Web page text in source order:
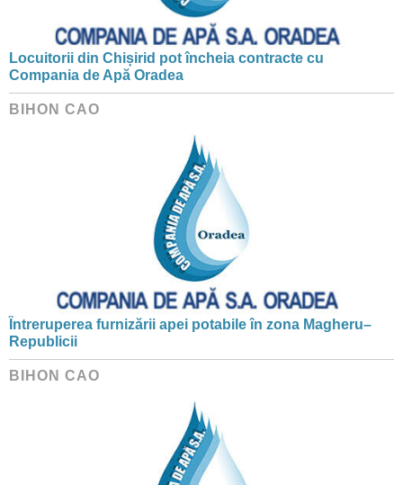
Locuitorii din Chișirid pot încheia contracte cu
Compania de Apă Oradea
BIHON CAO
Întreruperea furnizării apei potabile în zona Magheru–
Republicii
BIHON CAO